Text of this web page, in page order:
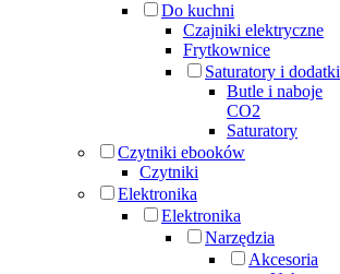
Do kuchni
Czajniki elektryczne
Frytkownice
Saturatory i dodatki
Butle i naboje
CO2
Saturatory
Czytniki ebooków
Czytniki
Elektronika
Elektronika
Narzędzia
Akcesoria